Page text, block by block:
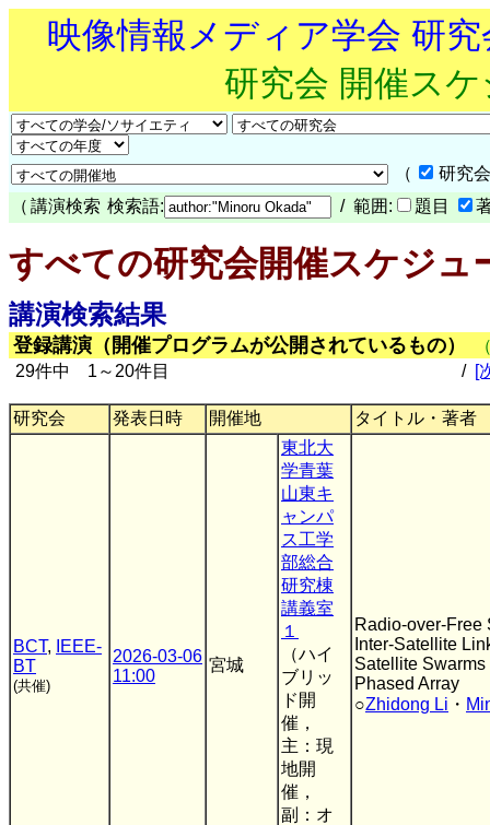
映像情報メディア学会 研
研究会 開催ス
（
研究
（ 講演検索 検索語: / 範囲: 題目
すべての研究会開催スケジュ
講演検索結果
登録講演（開催プログラムが公開されているもの）
29件中 1～20件目
/ [
研究会 発表日時 開催地 タイトル・著者
BCT,
IEEE-
BT
(共催)
2026-03-06
11:00
宮城
東北大
学青葉
山東キ
ャンパ
ス工学
部総合
研究棟
講義室
１
（ハイ
ブリッ
ド開
催，
主：現
地開
催，
副：オ
Radio-over-Free
Inter-Satellite
Satellite
Phased Array
○Zhidong Li ・